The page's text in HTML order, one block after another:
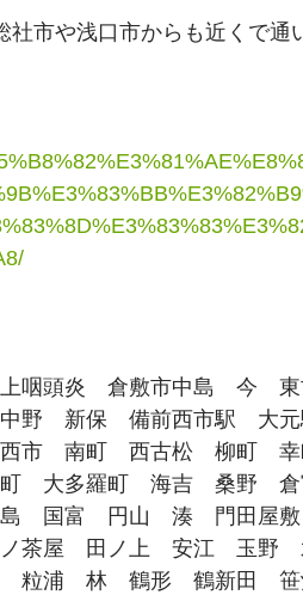
市や浅口市からも近くで通
咽頭炎　倉敷市中島　今　
野　新保　備前西市駅　大
市　南町　西古松　柳町　
　大多羅町　海吉　桑野　
　国富　円山　湊　門田屋
茶屋　田ノ上　安江　玉
粒浦　林　鶴形　鶴新田